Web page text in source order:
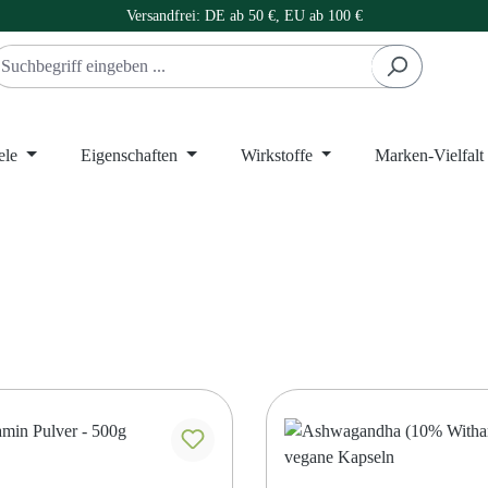
Versandfrei: DE ab 50 €, EU ab 100 €
Eigenschaften Wirkstoffe Marken-Vielfalt